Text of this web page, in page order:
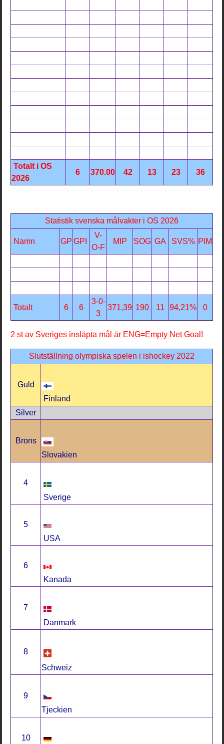
Totalt i OS
2026
6 370.00 42 13 23 36
Statistik svenska målvakter i OS 2026
Namn GP GPI
V-
O-F
MIP SOG GA SVS% PIM
Totalt 6 6
3-0-
3
371,39 190 11 94,21% 0
2 st av Sveriges insläpta mål är ENG=Empty Net Goal!
Slutställning olympiska spelen i ishockey 2022
Guld
Finland
Silver
Brons
Slovakien
4
Sverige
5
USA
6
Kanada
7
Danmark
8
Schweiz
9
Tjeckien
10